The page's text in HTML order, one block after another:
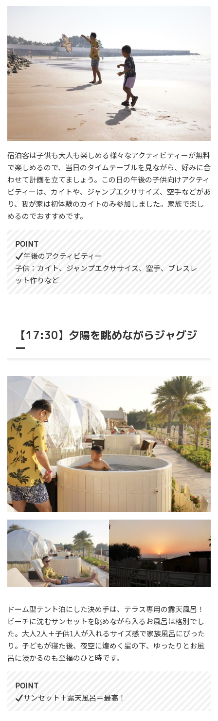
宿泊客は子供も大人も楽しめる様々なアクティビティーが無料
で楽しめるので、当日のタイムテーブルを見ながら、好みに合
わせて計画を立てましょう。この日の午後の子供向けアクティ
ビティーは、カイトや、ジャンプエクササイズ、空手などがあ
り、我が家は初体験のカイトのみ参加しました。家族で楽し
めるのでおすすめです。
POINT
午後のアクティビティー
子供：カイト、ジャンプエクササイズ、空手、ブレスレ
ット作りなど
【17:30】夕陽を眺めながらジャグジ
ー
ドーム型テント泊にした決め手は、テラス専用の露天風呂！
ビーチに沈むサンセットを眺めながら入るお風呂は格別でし
た。大人2人＋子供1人が入れるサイズ感で家族風呂にぴった
り。子どもが寝た後、夜空に煌めく星の下、ゆったりとお風
呂に浸かるのも至福のひと時です。
POINT
サンセット＋露天風呂＝最高！